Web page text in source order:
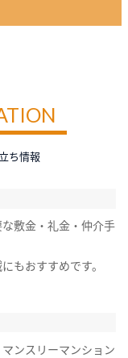
ち情報
敷金・礼金・仲介手
もおすすめです。
ンスリーマンション